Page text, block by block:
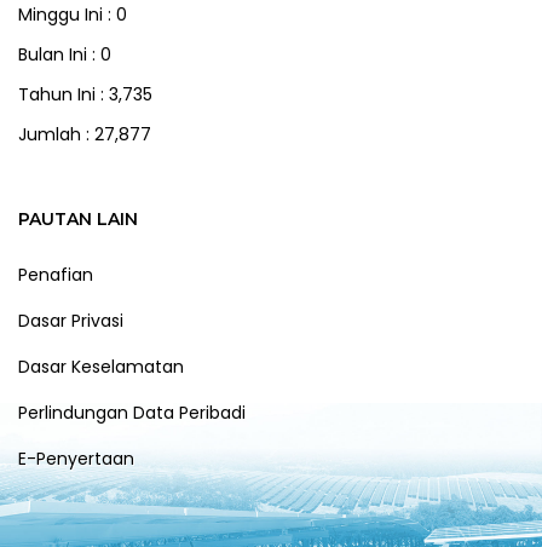
Minggu Ini : 0
Bulan Ini : 0
Tahun Ini : 3,735
Jumlah : 27,877
PAUTAN LAIN
Penafian
Dasar Privasi
Dasar Keselamatan
Perlindungan Data Peribadi
E-Penyertaan